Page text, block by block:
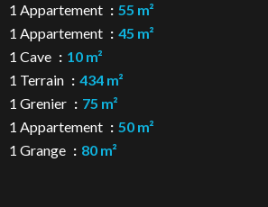
1 Appartement
55 m²
1 Appartement
45 m²
1 Cave
10 m²
1 Terrain
434 m²
1 Grenier
75 m²
1 Appartement
50 m²
1 Grange
80 m²